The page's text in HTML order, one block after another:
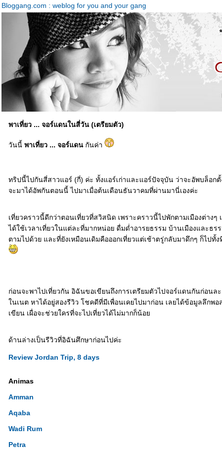
Bloggang.com : weblog for you and your gang
พาเที่ยว ... จอร์แดนในสี่วัน (เตรียมตัว)
วันนี้ พาเที่ยว ... จอร์แดน กันค่า
ทริปนี้ไปกันสี่สาวแอร์ (กี่) ค่ะ ทั้งแอร์เก่าและแอร์ปัจจุบัน ว่าจะอัพบล็อก
จะมาได้อัพกันตอนนี้ ไปมาเมื่อต้นเดือนธันวาคมที่ผ่านมานี่เองค่ะ
เที่ยวคราวนี้ดีกว่าตอนเที่ยวที่สวิสนิด เพราะคราวนี้ไปพักตามเมืองต่างๆ
ได้ใช้เวลาเที่ยวในแต่ละที่มากหน่อย ดื่มด่ำอารยธรรม บ้านเมืองและธร
ตามไปด้วย และที่ยังเหมือนเดิมคือออกเที่ยวแต่เช้าตรู่กลับมาดึกๆ ก็ไปทั้
ก่อนจะพาไปเที่ยวกัน อิฉันขอเขียนถึงการเตรียมตัวไปจอร์แดนกันก่อนล
นเนต หาได้อยู่สองรีวิว โชคดีที่มีเพื่อนเคยไปมาก่อน เลยได้ข้อมูลลึกพอ
เขียน เผื่อจะช่วยใครที่จะไปเที่ยวได้ไม่มากก็น้อ
ด้านล่างเป็นรีวิวที่อิฉันศึกษาก่อนไปค่ะ
Review Jordan Trip, 8 days
Animas
Amman
Aqaba
Wadi Rum
Petra